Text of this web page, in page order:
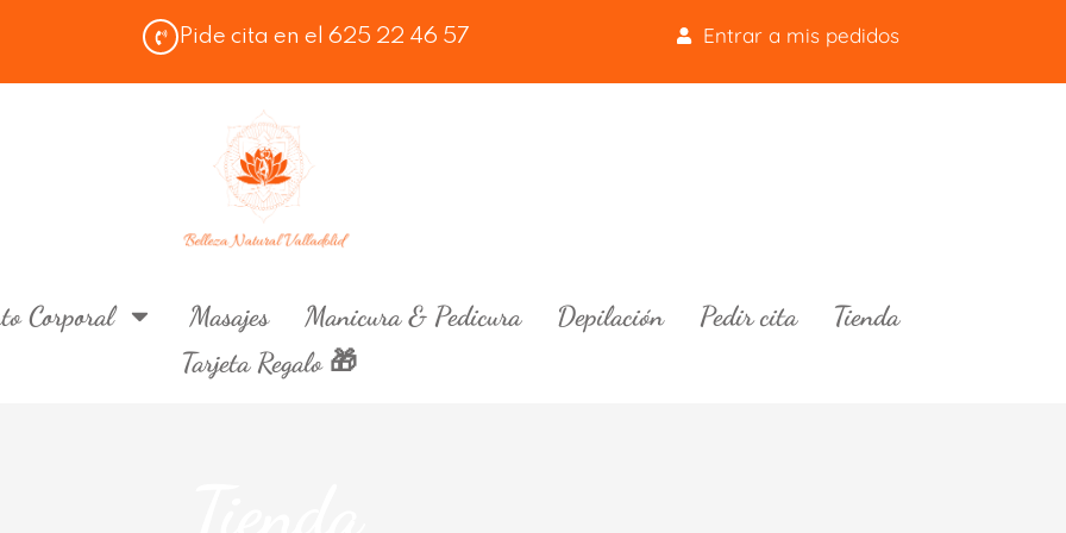
Pide cita en el 625 22 46 57 Entrar a mis pedidos
Corporal Masajes Manicura & Pedicura Depilación Pedir cita
Tienda
Tarjeta Regalo 🎁